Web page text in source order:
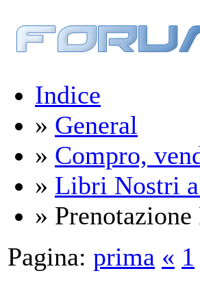
Indice
» General
» Compro,
» Libri Nostri a
»
Pagina: prima « 1